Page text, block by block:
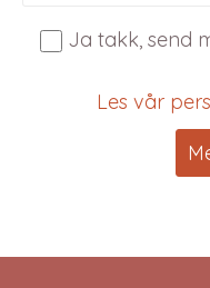
Ja takk, send
Les vår